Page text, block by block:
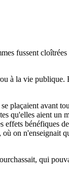
fussent
à la vie publique.
plaçaient avant
qu'elles aient un
effets bénéfiques
on n'enseignait
qui